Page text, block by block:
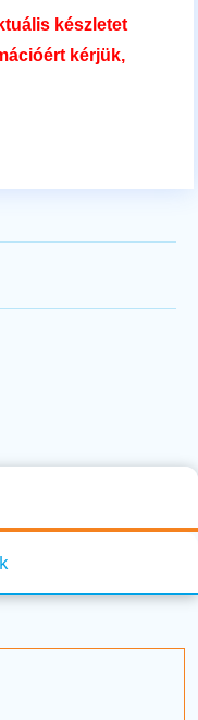
készletet
kérjük,